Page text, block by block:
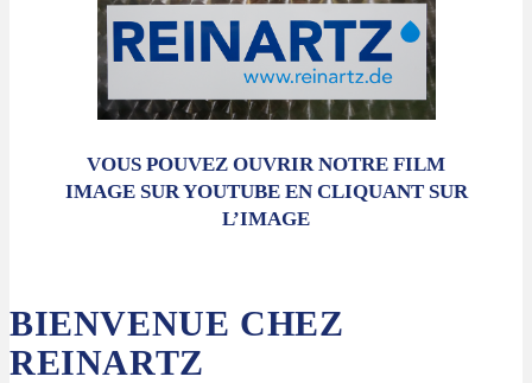
VOUS POUVEZ OUVRIR NOTRE FILM
IMAGE SUR YOUTUBE EN CLIQUANT SUR
L’IMAGE
BIENVENUE CHEZ
REINARTZ